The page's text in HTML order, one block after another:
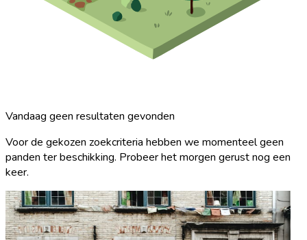
Vandaag geen resultaten gevonden
Voor de gekozen zoekcriteria hebben we momenteel geen
panden ter beschikking. Probeer het morgen gerust nog een
keer.